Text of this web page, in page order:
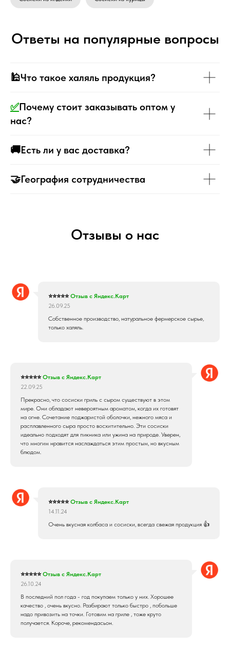
Ответы на популярные вопросы
🕌Что такое халяль продукция?
✅Почему стоит заказывать оптом у
нас?
🚚Есть ли у вас доставка?
🤝География сотрудничества
Отзывы о нас
⭐⭐⭐⭐⭐Отзыв с Яндекс.Карт
26.09.25
Собственное производство, натуральное фермерское сырье,
только халяль.
⭐⭐⭐⭐⭐Отзыв с Яндекс.Карт
22.09.25
Прекрасно, что сосиски гриль с сыром существуют в этом
мире. Они обладают невероятным ароматом, когда их готовят
на огне. Сочетание поджаристой оболочки, нежного мяса и
расплавленного сыра просто восхитительно. Эти сосиски
идеально подходят для пикника или ужина на природе. Уверен,
что многим нравится наслаждаться этим простым, но вкусным
блюдом.
⭐⭐⭐⭐⭐Отзыв с Яндекс.Карт
14.11.24
Очень вкусная колбаса и сосиски, всегда свежая продукция 👍
⭐⭐⭐⭐⭐Отзыв с Яндекс.Карт
26.10.24
В последний пол года - год покупаем только у них. Хорошее
качество , очень вкусно. Разбирают только быстро , побольше
надо привозить на точки. Готовим на гриле , тоже круто
получается. Короче, рекомендасьон.